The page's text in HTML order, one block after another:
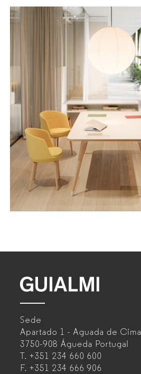
Sede
Apartado 1 - Aguada de Cima
3750-908 Águeda Portugal
T. +351 234 660 600
F. +351 234 666 906